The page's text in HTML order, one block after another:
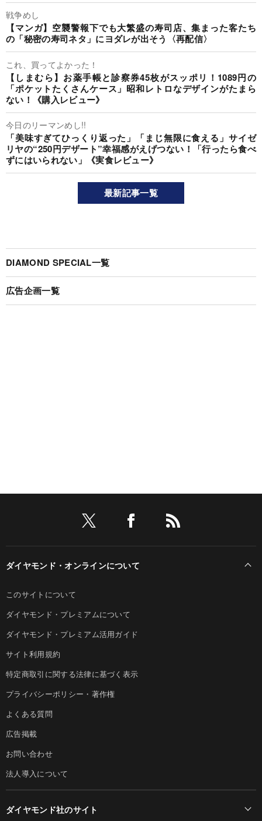
戦争めし
【マンガ】空襲警報下でも大繁盛の寿司店、集まった客たち
の「秘密の寿司ネタ」にヨダレが出そう〈再配信〉
これ、買ってよかった！
【しまむら】お薬手帳と診察券45枚がスッポリ！1089円の
「ポケットたくさんケース」昭和レトロなデザインがたまら
ない！《購入レビュー》
今日のリーマンめし!!
「美味すぎてひっくり返った」「まじ無限に食える」サイゼ
リヤの“250円デザート”幸福感がえげつない！「行ったら食べ
ずにはいられない」《実食レビュー》
最新記事一覧
DIAMOND SPECIAL一覧
広告企画一覧
ダイヤモンド・オンラインについて
このサイトについて
ダイヤモンド・プレミアムについて
ダイヤモンド・プレミアム活用ガイド
サイト利用規約
特定商取引に関する法律に基づく表示
プライバシーポリシー・著作権
よくある質問
広告掲載
お問い合わせ
法人導入について
ダイヤモンド社のサイト